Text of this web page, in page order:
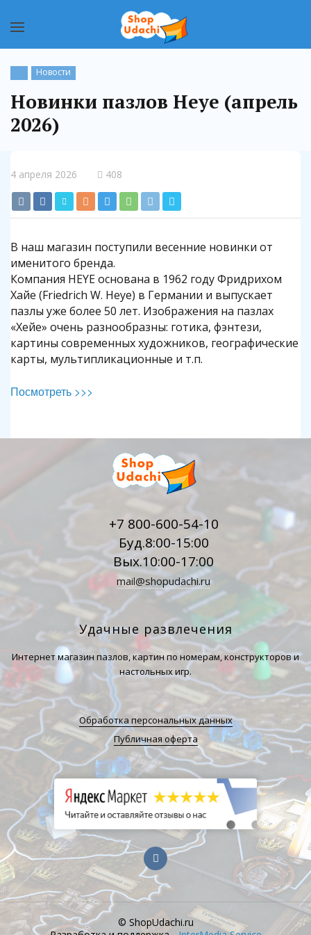
Новости
Новинки пазлов Heye (апрель
2026)
4 апреля 2026 408
В наш магазин поступили весенние новинки от
именитого бренда.
Компания HEYE основана в 1962 году Фридрихом
Хайе (Friedrich W. Heye) в Германии и выпускает
пазлы уже более 50 лет. Изображения на пазлах
«Хейе» очень разнообразны: готика, фэнтези,
картины современных художников, географические
карты, мультипликационные и т.п.
Посмотреть >>>
+7 800-600-54-10
Буд.8:00-15:00
Вых.10:00-17:00
mail@shopudachi.ru
Удачные развлечения
Интернет магазин пазлов, картин по номерам, конструкторов и
настольных игр.
Обработка персональных данных
Публичная оферта
© ShopUdachi.ru